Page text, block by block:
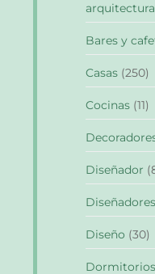
arquitectura
Bares y
Casas (250)
Cocinas (11)
Diseñador
Diseñadores
Diseño (30)
Dormitorios